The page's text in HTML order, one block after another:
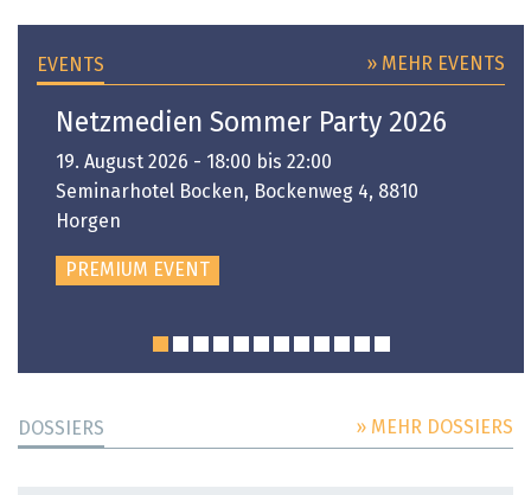
EVENTS » MEHR EVENTS
Netzmedien Sommer Party 2026
19. August 2026 - 18:00 bis 22:00
Seminarhotel Bocken, Bockenweg 4, 8810
Horgen
PREMIUM EVENT
DOSSIERS » MEHR DOSSIERS